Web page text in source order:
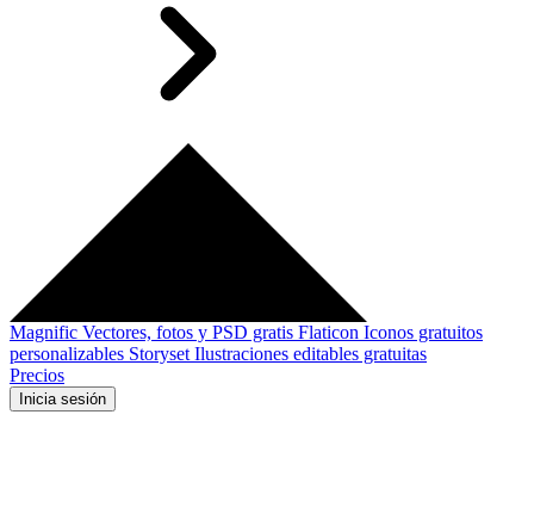
Magnific Vectores, fotos y PSD gratis Flaticon Iconos gratuitos
personalizables Storyset Ilustraciones editables gratuitas
Precios
Inicia sesión